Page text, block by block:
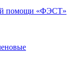
помощи «ФЭСТ»